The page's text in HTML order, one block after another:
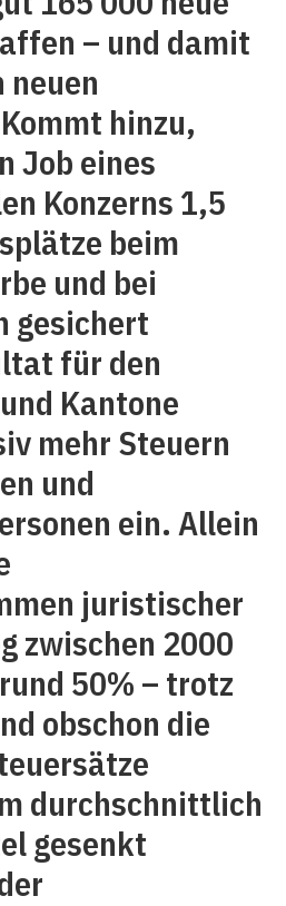
– und damit
neuen
hinzu,
Job eines
Konzerns 1,5
beim
und bei
gesichert
für den
Kantone
mehr Steuern
und
ein. Allein
juristischer
zwischen 2000
50% – trotz
obschon die
durchschnittlich
gesenkt